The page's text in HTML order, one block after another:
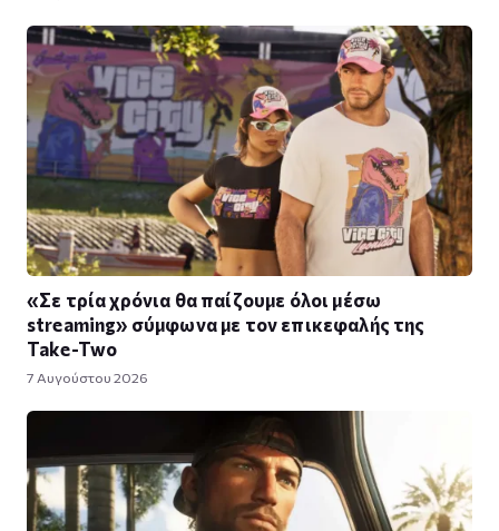
«Σε τρία χρόνια θα παίζουμε όλοι μέσω
streaming» σύμφωνα με τον επικεφαλής της
Take-Two
7 Αυγούστου 2026